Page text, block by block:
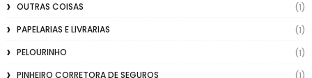
OUTRAS COISAS
(1)
PAPELARIAS E LIVRARIAS
(1)
PELOURINHO
(1)
PINHEIRO CORRETORA DE SEGUROS
(1)